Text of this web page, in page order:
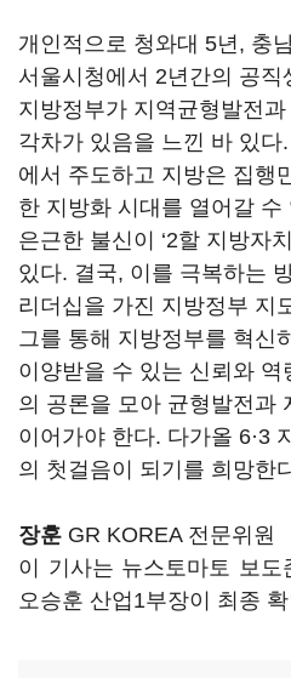
개인적으로 청와대 5년, 충
서울시청에서 2년간의 공
지방정부가 지역균형발전
각차가 있음을 느낀 바 있
에서 주도하고 지방은 집행
한 지방화 시대를 열어갈
은근한 불신이 ‘2할 지방자
있다. 결국, 이를 극복하는
리더십을 가진 지방정부 지
그를 통해 지방정부를 혁신
이양받을 수 있는 신뢰와
의 공론을 모아 균형발전과
이어가야 한다. 다가올 6·3
의 첫걸음이 되기를 희망한
장훈 GR KOREA 전문위원
이 기사는 뉴스토마토 보
오승훈 산업1부장이 최종